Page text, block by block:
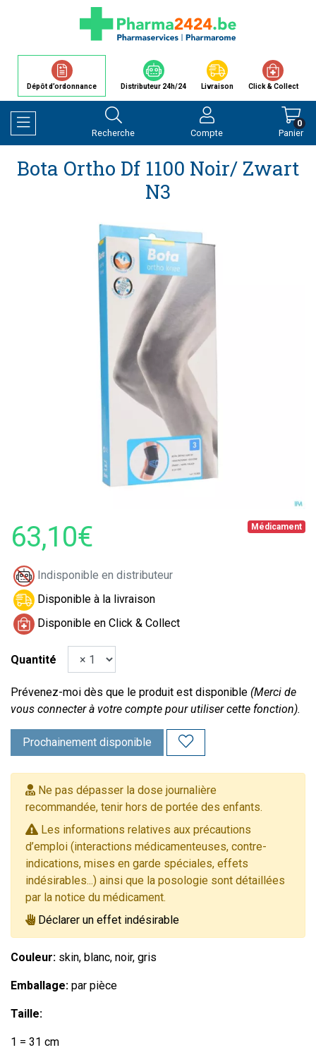
Dépôt d’ordonnance Distributeur 24h/24 Livraison Click & Collect
Afficher la navigation
Recherche Compte Panier
0
Bota Ortho Df 1100 Noir/ Zwart
N3
Médicament
63,10€
Indisponible en distributeur
Disponible à la livraison
Disponible en Click & Collect
Quantité
Prévenez-moi dès que le produit est disponible (Merci de
vous connecter à votre compte pour utiliser cette fonction).
Prochainement disponible
Ne pas dépasser la dose journalière
recommandée, tenir hors de portée des enfants.
Les informations relatives aux précautions
d’emploi (interactions médicamenteuses, contre-
indications, mises en garde spéciales, effets
indésirables...) ainsi que la posologie sont détaillées
par la notice du médicament.
Déclarer un effet indésirable
Couleur: skin, blanc, noir, gris
Emballage: par pièce
Taille:
1 = 31 cm